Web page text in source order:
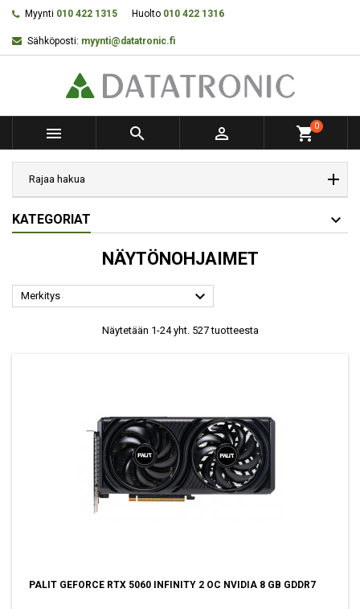
Myynti 010 422 1315 Huolto 010 422 1316
Sähköposti: myynti@datatronic.fi
   shopping_cart0
Rajaa hakua
KATEGORIAT
NÄYTÖNOHJAIMET
Merkitys 
Näytetään 1-24 yht. 527 tuotteesta
PALIT GEFORCE RTX 5060 INFINITY 2 OC NVIDIA 8 GB GDDR7